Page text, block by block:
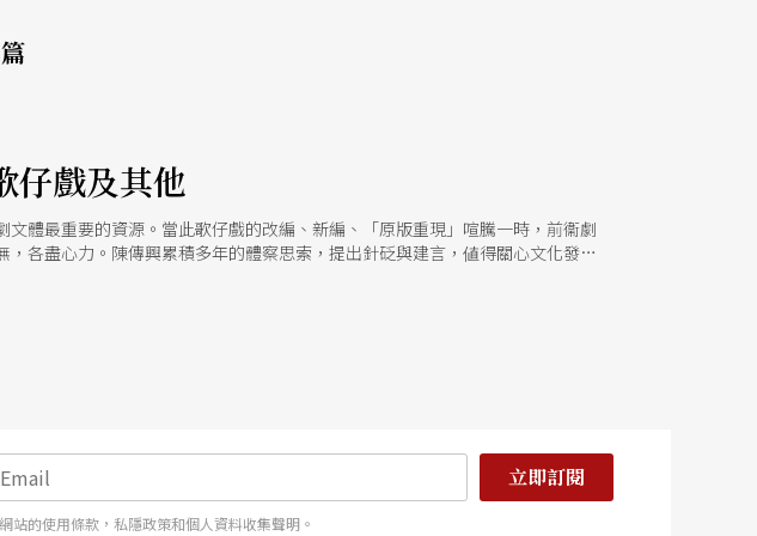
篇
仔戲及其他
體最重要的資源。當此歌仔戲的改編、新編、「原版重現」喧騰一時，前衞劇
各盡心力。陳傳興累積多年的體察思索，提出針砭與建言，値得關心文化發展
立即訂閱
站的使用條款，私隱政策和個人資料收集聲明。